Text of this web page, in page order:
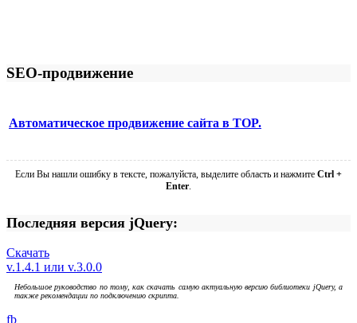
SEO-продвижение
Автоматическое продвижение сайта в TOP.
Если Вы нашли ошибку в тексте, пожалуйста, выделите область и нажмите Ctrl +
Enter
Последняя версия jQuery:
Скачать
v.1.4.1 или v.3.0.0
Небольшое руководство по тому, как скачать самую актуальную версию библиотеки jQuery, а
также рекомендации по подключению скрипта.
fb